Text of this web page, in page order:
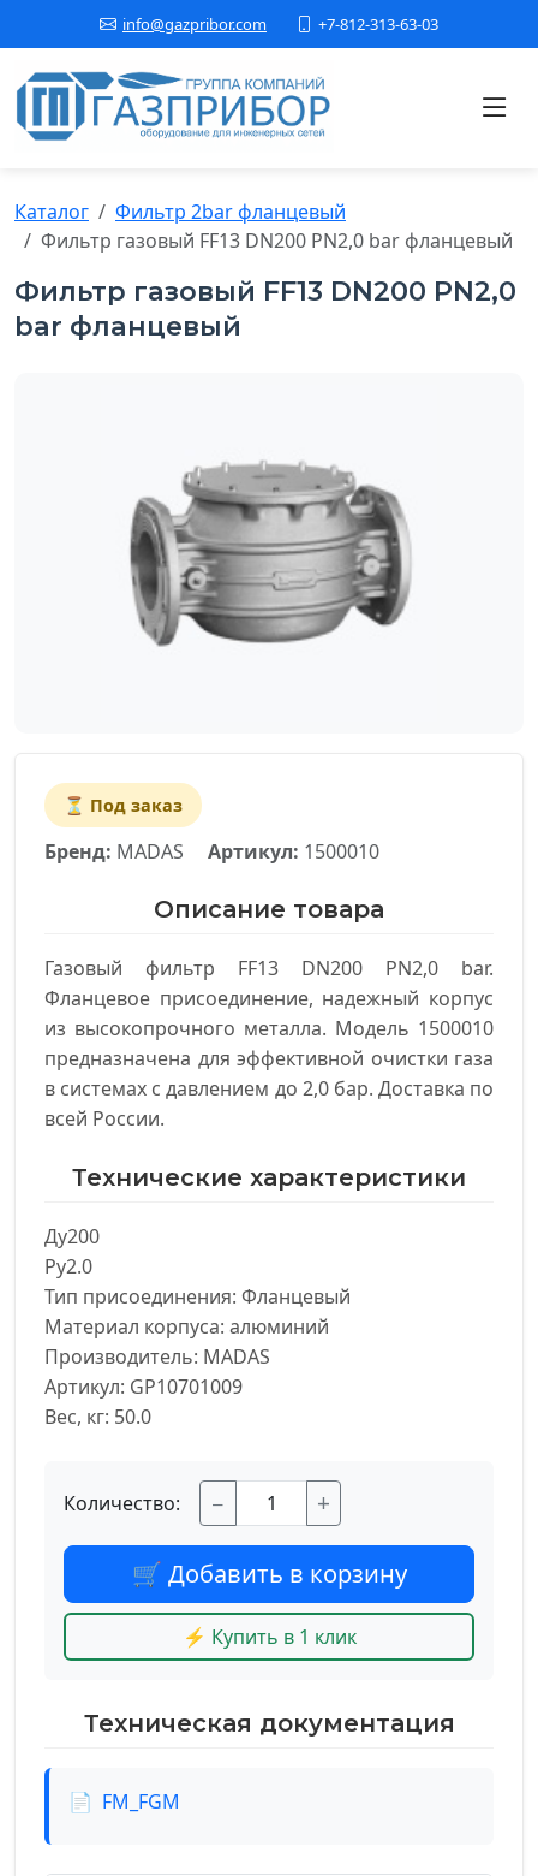
info@gazpribor.com +7-812-313-63-03
Каталог
Фильтр 2bar фланцевый
Фильтр газовый FF13 DN200 PN2,0 bar фланцевый
Фильтр газовый FF13 DN200 PN2,0
bar фланцевый
⏳ Под заказ
Бренд: MADAS Артикул: 1500010
Описание товара
Газовый фильтр FF13 DN200 PN2,0 bar.
Фланцевое присоединение, надежный корпус
из высокопрочного металла. Модель 1500010
предназначена для эффективной очистки газа
в системах с давлением до 2,0 бар. Доставка по
всей России.
Технические характеристики
Ду200
Py2.0
Тип присоединения: Фланцевый
Материал корпуса: алюминий
Производитель: MADAS
Артикул: GP10701009
Вес, кг: 50.0
Количество: − +
🛒 Добавить в корзину
⚡ Купить в 1 клик
Техническая документация
📄 FM_FGM